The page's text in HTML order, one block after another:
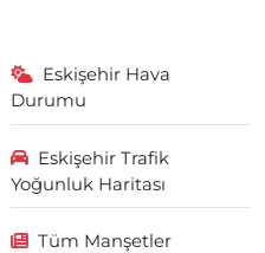
Eskişehir Hava
Durumu
Eskişehir Trafik
Yoğunluk Haritası
Tüm Manşetler